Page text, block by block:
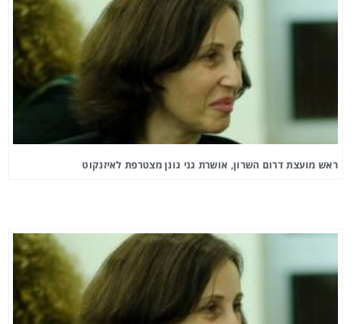
ראש מועצת דרום השרון, אושרת גני גונן מצטרפת לאיזנקוט